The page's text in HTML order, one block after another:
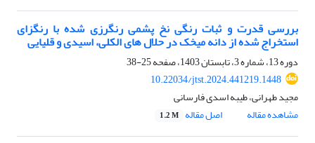
بررسی قدرت و ثبات رنگی نخ پشمی رنگرزی شده با رنگزای
استخراج شده از دانه میخک در حلال های الکلی، اسیدی و قلیایی
دوره 13، شماره 3، تابستان 1403، صفحه
25-38
10.22034/jtst.2024.441219.1448
مجید طهرانی، طیبه اسدی فارسانی
مشاهده مقاله
اصل مقاله 1.2 M